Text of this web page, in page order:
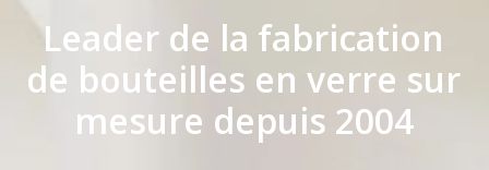
Leader de la fabrication
de bouteilles en verre sur
mesure depuis 2004